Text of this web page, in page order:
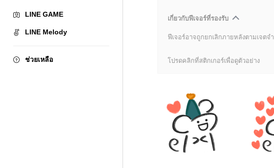
LINE GAME
LINE Melody
ช่วยเหลือ
เกี่ยวกับฟีเจอร์ที่รองรับ
ฟีเจอร์อาจถูกยกเลิกภายหลังตามเจตจ
โปรดคลิกที่สติกเกอร์เพื่อดูตัวอย่าง